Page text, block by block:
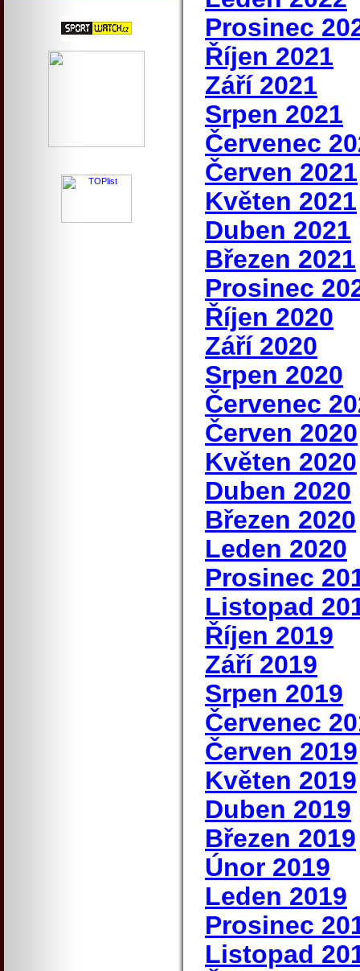
Prosinec
Říjen 2021
Září 2021
Srpen 2021
Červenec
Červen 2021
Květen 2021
Duben 2021
Březen 2021
Prosinec
Říjen 2020
Září 2020
Srpen 2020
Červenec
Červen 2020
Květen 2020
Duben 2020
Březen 2020
Leden 2020
Prosinec
Listopad
Říjen 2019
Září 2019
Srpen 2019
Červenec
Červen 2019
Květen 2019
Duben 2019
Březen 2019
Únor 2019
Leden 2019
Prosinec
Listopad